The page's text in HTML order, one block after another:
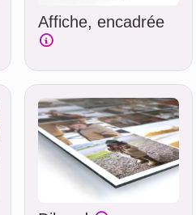
Affiche, encadrée